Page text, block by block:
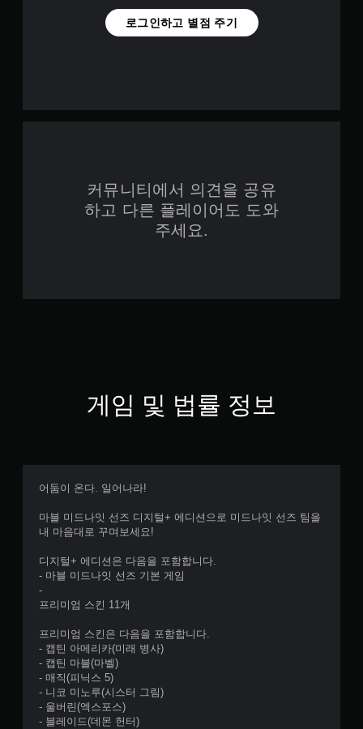
로그인하고 별점 주기
커뮤니티에서 의견을 공유
하고 다른 플레이어도 도와
주세요.
게임 및 법률 정보
어둠이 온다. 일어나라!
마블 미드나잇 선즈 디지털+ 에디션으로 미드나잇 선즈 팀을
내 마음대로 꾸며보세요!
디지털+ 에디션은 다음을 포함합니다.
- 마블 미드나잇 선즈 기본 게임
-
프리미엄 스킨 11개
프리미엄 스킨은 다음을 포함합니다.
- 캡틴 아메리카(미래 병사)
- 캡틴 마블(마벨)
- 매직(피닉스 5)
- 니코 미노루(시스터 그림)
- 울버린(엑스포스)
- 블레이드(데몬 헌터)